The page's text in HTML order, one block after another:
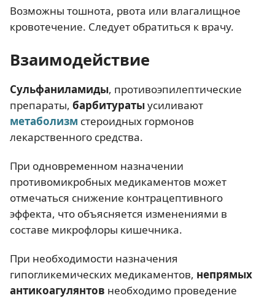
Возможны тошнота, рвота или влагалищное
кровотечение. Следует обратиться к врачу.
Взаимодействие
Сульфаниламиды, противоэпилептические
препараты, барбитуратыусиливают
метаболизм стероидных гормонов
лекарственного средства.
При одновременном назначении
противомикробных медикаментов может
отмечаться снижение контрацептивного
эффекта, что объясняется изменениями в
составе микрофлоры кишечника.
При необходимости назначения
гипогликемических медикаментов, непрямых
антикоагулянтов необходимо проведение